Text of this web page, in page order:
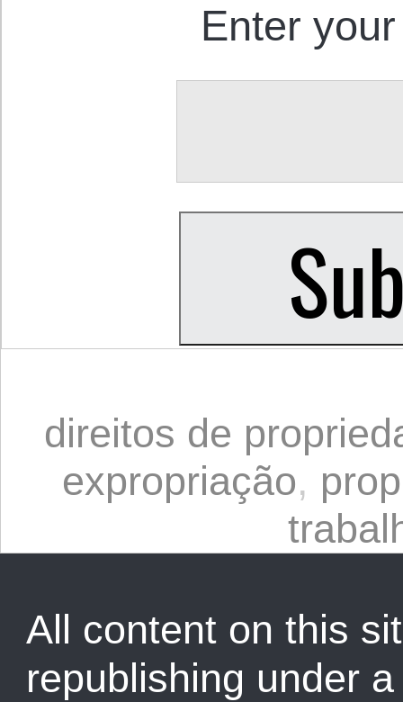
Enter
direitos de
expropriação,
All content on this
republishing under